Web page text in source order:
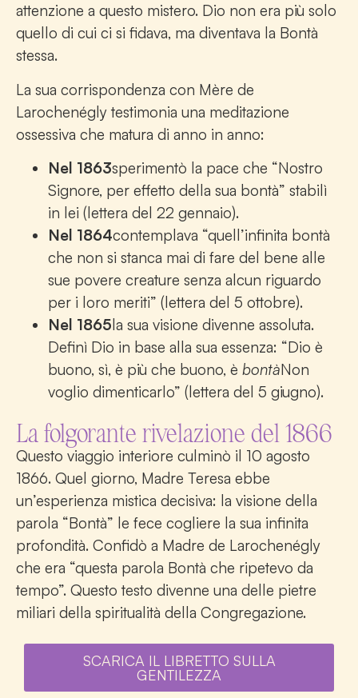
attenzione a questo mistero. Dio non era più solo
quello di cui ci si fidava, ma diventava la Bontà
stessa.
La sua corrispondenza con Mère de
Larochenégly testimonia una meditazione
ossessiva che matura di anno in anno:
Nel 1863sperimentò la pace che “Nostro
Signore, per effetto della sua bontà” stabilì
in lei (lettera del 22 gennaio).
Nel 1864contemplava “quell’infinita bontà
che non si stanca mai di fare del bene alle
sue povere creature senza alcun riguardo
per i loro meriti” (lettera del 5 ottobre).
Nel 1865la sua visione divenne assoluta.
Definì Dio in base alla sua essenza: “Dio è
buono, sì, è più che buono, è bontàNon
voglio dimenticarlo” (lettera del 5 giugno).
La folgorante rivelazione del 1866
Questo viaggio interiore culminò il 10 agosto
1866. Quel giorno, Madre Teresa ebbe
un’esperienza mistica decisiva: la visione della
parola “Bontà” le fece cogliere la sua infinita
profondità. Confidò a Madre de Larochenégly
che era “questa parola Bontà che ripetevo da
tempo”. Questo testo divenne una delle pietre
miliari della spiritualità della Congregazione.
SCARICA IL LIBRETTO SULLA
GENTILEZZA